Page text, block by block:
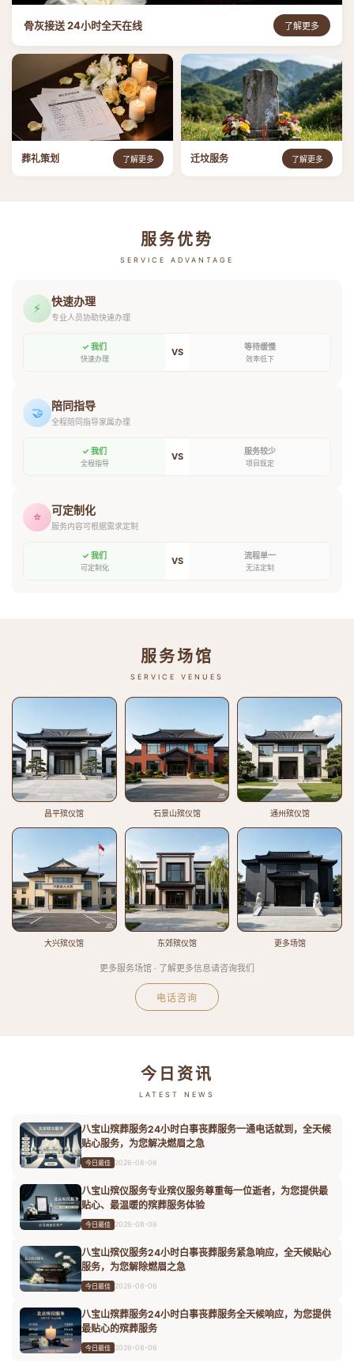
骨灰接送 24小时全天在线 了解更多
葬礼策划 了解更多 迁坟服务 了解更多
服务优势
SERVICE ADVANTAGE
⚡ 快速办理
专业人员协助快速办理
✓ 我们
快速办理
VS 等待缓慢
效率低下
🤝 陪同指导
全程陪同指导家属办理
✓ 我们
全程指导
VS 服务较少
项目既定
⭐ 可定制化
服务内容可根据需求定制
✓ 我们
可定制化
VS 流程单一
无法定制
服务场馆
SERVICE VENUES
昌平殡仪馆 石景山殡仪馆 通州殡仪馆
大兴殡仪馆 东郊殡仪馆 更多场馆
更多服务场馆 · 了解更多信息请咨询我们
电话咨询
今日资讯
LATEST NEWS
八宝山殡葬服务24小时白事丧葬服务一通电话就到，全天候
贴心服务，为您解决燃眉之急
今日最佳 2026-08-06
八宝山殡仪服务专业殡仪服务尊重每一位逝者，为您提供最
贴心、最温暖的殡葬服务体验
今日最佳 2026-08-06
八宝山殡仪服务24小时白事丧葬服务紧急响应，全天候贴心
服务，为您解除燃眉之急
今日最佳 2026-08-06
八宝山殡葬服务24小时白事丧葬服务全天候响应，为您提供
最贴心的殡葬服务
今日最佳 2026-08-06